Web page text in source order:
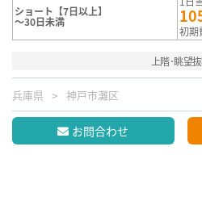
ショート【7日以上】
～30日未満
初期
上階･眺望
兵庫県 神戸市灘区
お問合わせ